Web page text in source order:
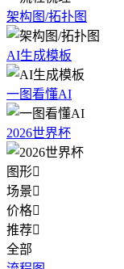
架构图/拓扑图
AI生成模板
一图看懂AI
2026世界杯
图形
场景
价格
推荐
全部